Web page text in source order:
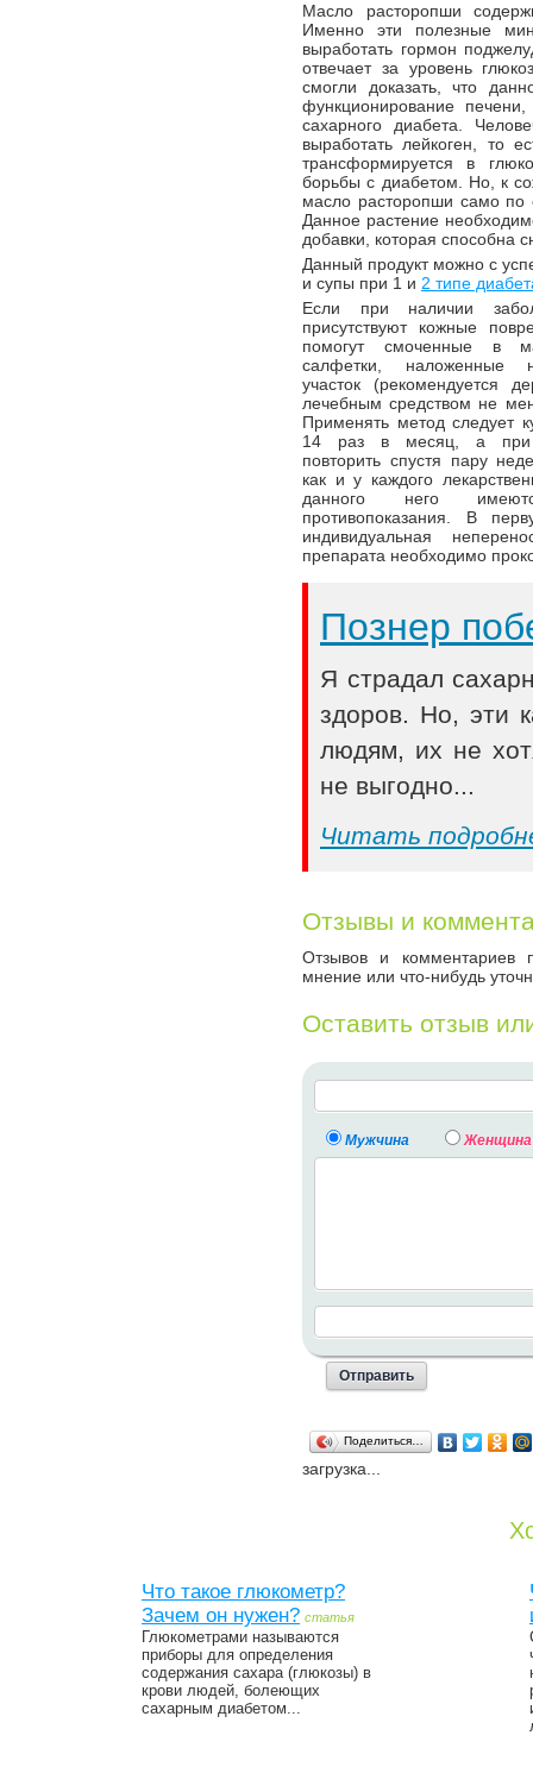
Масло расторопши
Именно эти полезные
выработать гормон
отвечает за уровень
смогли доказать, что
функционирование
сахарного диабета.
выработать лейкоген, то
трансформируется в
борьбы с диабетом. Но, к
масло расторопши само по
Данное растение
добавки, которая способна
Данный продукт можно с
и супы при 1 и 2 типе
Если при наличии
присутствуют кожные
помогут смоченные в
салфетки, наложенные
участок (рекомендуется
лечебным средством не
Применять метод следует
14 раз в месяц, а при
повторить спустя пару
как и у каждого
данного него
противопоказания. В
индивидуальная
препарата необходимо
Познер
Я страдал
здоров. Но, эти
людям, их не
не выгодно...
Читать
Отзывы и
Отзывов и комментариев
мнение или что-нибудь
Оставить отзыв
Мужчина Женщина
Поделиться…
загрузка...
Что такое глюкометр?
Зачем он нужен? статья
Глюкометрами называются
приборы для определения
содержания сахара (глюкозы) в
крови людей, болеющих
сахарным диабетом...